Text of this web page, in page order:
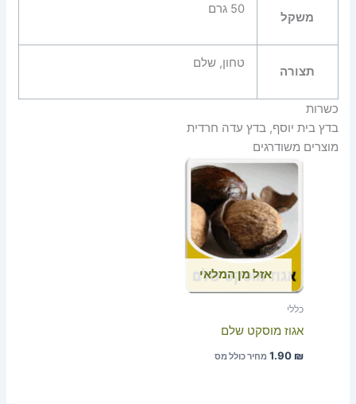
משקל
50 גרם
תצורה
טחון, שלם
כשרות
בדץ בית יוסף, בדץ עדה חרדית
מוצרים משודרגים
אזל מן המלאי
כללי
אגוז מוסקט שלם
1.90 ₪ מחיר כולל מס